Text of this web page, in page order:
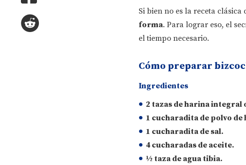
Si bien no es la receta
forma. Para lograr eso, el
el tiempo necesario.
Cómo preparar
Ingredientes
2 tazas deharina integral
1 cucharadita de polvo de
1 cucharadita de sal.
4 cucharadas de aceite.
½ taza de agua tibia.